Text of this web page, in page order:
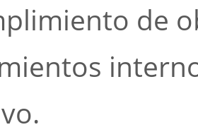
de